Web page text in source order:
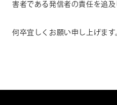
害者である発信者の責任を追及
何卒宜しくお願い申し上げます